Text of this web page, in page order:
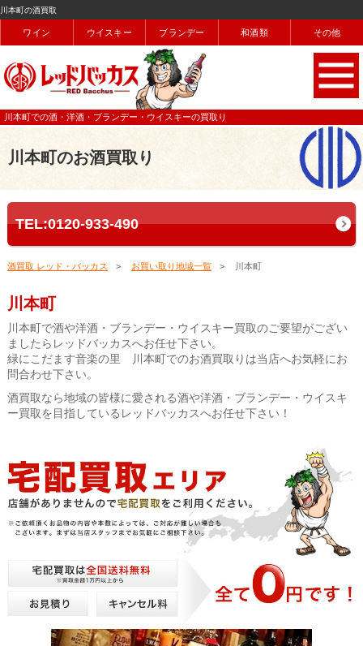
川本町の酒買取
ワイン ウイスキー ブランデー 和酒類 その他
川本町での酒・洋酒・ブランデー・ウイスキーの買取り
川本町のお酒買取り
TEL:0120-933-490
酒買取 レッド・バッカス お買い取り地域一覧 川本町
川本町
川本町で酒や洋酒・ブランデー・ウイスキー買取のご要望がござい
ましたらレッドバッカスへお任せ下さい。
緑にこだます音楽の里 川本町でのお酒買取りは当店へお気軽にお
問合わせ下さい。
酒買取なら地域の皆様に愛される酒や洋酒・ブランデー・ウイスキ
ー買取を目指しているレッドバッカスへお任せ下さい！